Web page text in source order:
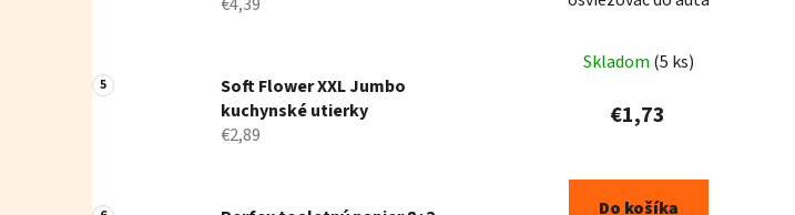
Soft Flower XXL Jumbo
kuchynské utierky
€2,89
Skladom (5 ks)
€1,73
Do košíka